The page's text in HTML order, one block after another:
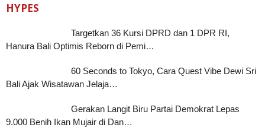
HYPES
Targetkan 36 Kursi DPRD dan 1 DPR RI,
Hanura Bali Optimis Reborn di Pemi…
60 Seconds to Tokyo, Cara Quest Vibe Dewi Sri
Bali Ajak Wisatawan Jelaja…
Gerakan Langit Biru Partai Demokrat Lepas
9.000 Benih Ikan Mujair di Dan…